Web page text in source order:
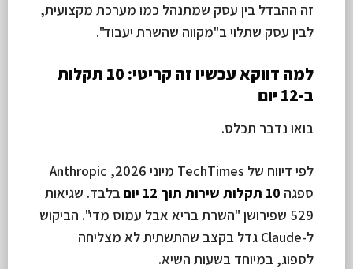
זה ההבדל בין עסק שמתנהל כמו מערכת מקצועית,
לבין עסק שתלוי ב"מקווה שהשרת יעבוד".
למה דווקא עכשיו זה קריטי: 10 תקלות
ב-12 יום
בואו נדבר תכלס.
לפי דיווח של TechTimes מיוני 2026, Anthropic
ספגה 10 תקלות שירות תוך 12 יום
בלבד. שגיאות
529 שפירושן "השרת בריא אבל עמוס מדי". הביקוש
ל-Claude גדל בקצב שהתשתית לא מצליחה
לספוג, במיוחד בשעות השיא.